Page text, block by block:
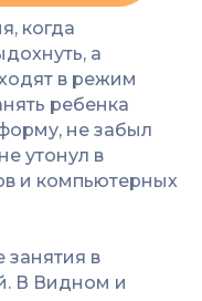
когда
а
в режим
ребенка
не забыл
утонул в
и компьютерных
в
В Видном и